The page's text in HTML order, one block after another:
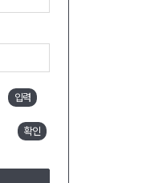
입력
확인